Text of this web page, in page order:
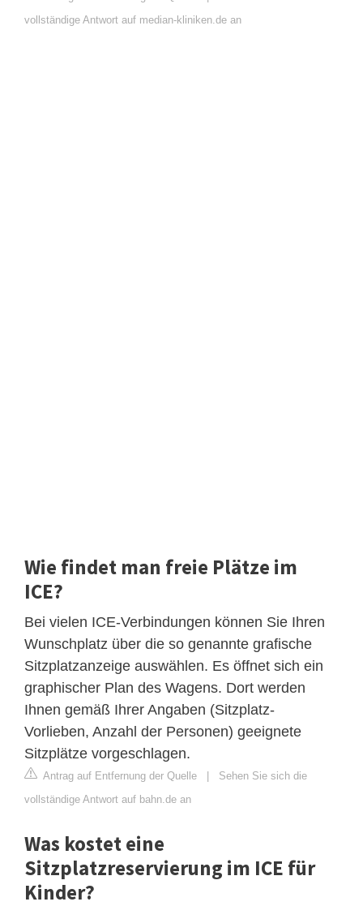
vollständige Antwort auf median-kliniken.de an
Wie findet man freie Plätze im
ICE?
Bei vielen ICE-Verbindungen können Sie Ihren
Wunschplatz über die so genannte grafische
Sitzplatzanzeige auswählen. Es öffnet sich ein
graphischer Plan des Wagens. Dort werden
Ihnen gemäß Ihrer Angaben (Sitzplatz-
Vorlieben, Anzahl der Personen) geeignete
Sitzplätze vorgeschlagen.
Antrag auf Entfernung der Quelle | Sehen Sie sich die
vollständige Antwort auf bahn.de an
Was kostet eine
Sitzplatzreservierung im ICE für
Kinder?